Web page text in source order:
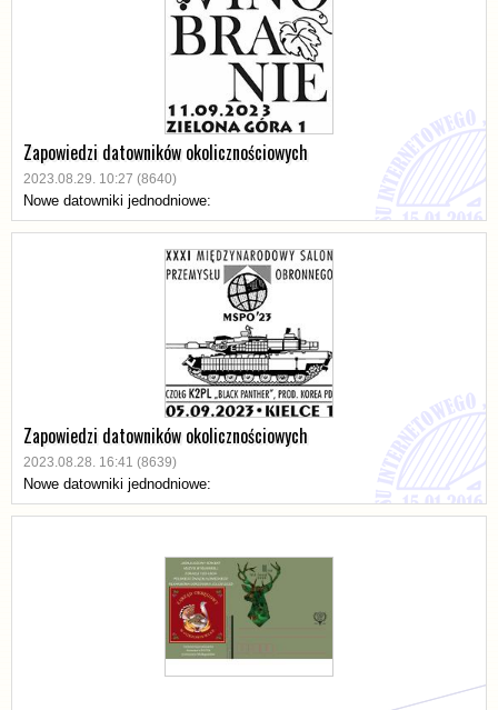
Zapowiedzi datowników okolicznościowych
2023.08.29. 10:27 (8640)
Nowe datowniki jednodniowe:
Zapowiedzi datowników okolicznościowych
2023.08.28. 16:41 (8639)
Nowe datowniki jednodniowe: